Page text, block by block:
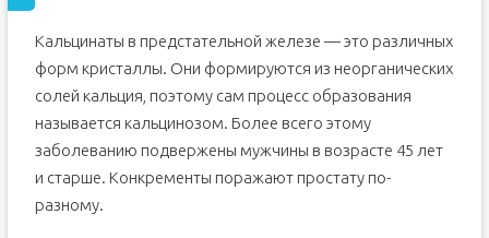
кальциноза
Этиология и симптомы процесса
Диагностика и терапия
Консервативные методы
Народные рецепты
Хирургия и дробление
Профилактика и прогноз
Кальцинаты в предстательной железе — это различных
форм кристаллы. Они формируются из неорганических
солей кальция, поэтому сам процесс образования
называется кальцинозом. Более всего этому
заболеванию подвержены мужчины в возрасте 45 лет
и старше. Конкременты поражают простату по-
разному.